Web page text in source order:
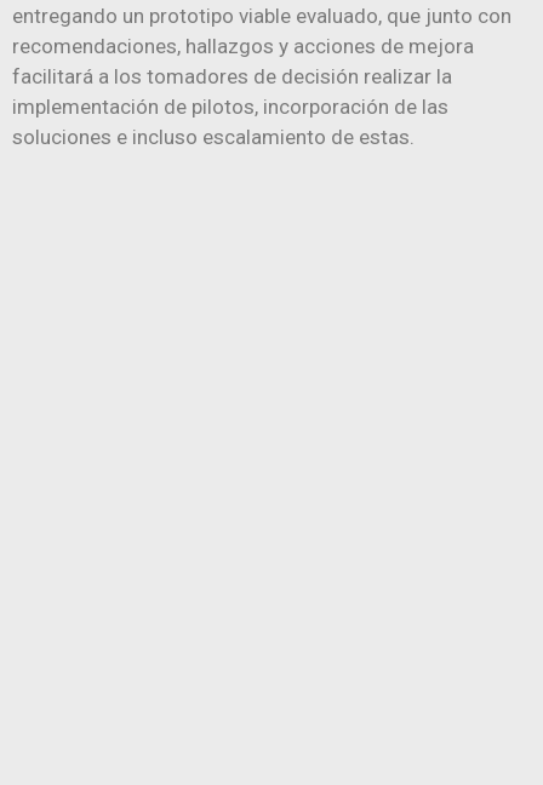
entregando un prototipo viable evaluado, que junto con
recomendaciones, hallazgos y acciones de mejora
facilitará a los tomadores de decisión realizar la
implementación de pilotos, incorporación de las
soluciones e incluso escalamiento de estas.